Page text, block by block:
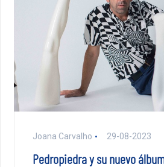
Joana Carvalho 29-08-2023
Pedropiedra y su nuevo